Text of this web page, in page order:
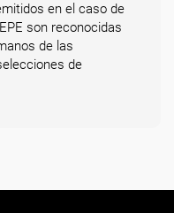
en el caso de
son reconocidas
de las
de